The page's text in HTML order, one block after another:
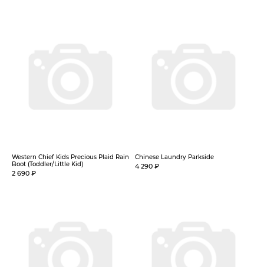
Western Chief Kids Precious Plaid Rain
Boot (Toddler/Little Kid)
2 690 ₽
Chinese Laundry Parkside
4 290 ₽